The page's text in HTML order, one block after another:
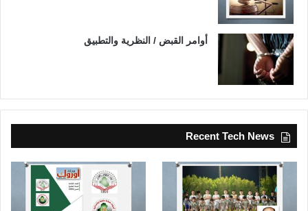
أوامر القبض / النظرية والتطبيق
Recent Tech News